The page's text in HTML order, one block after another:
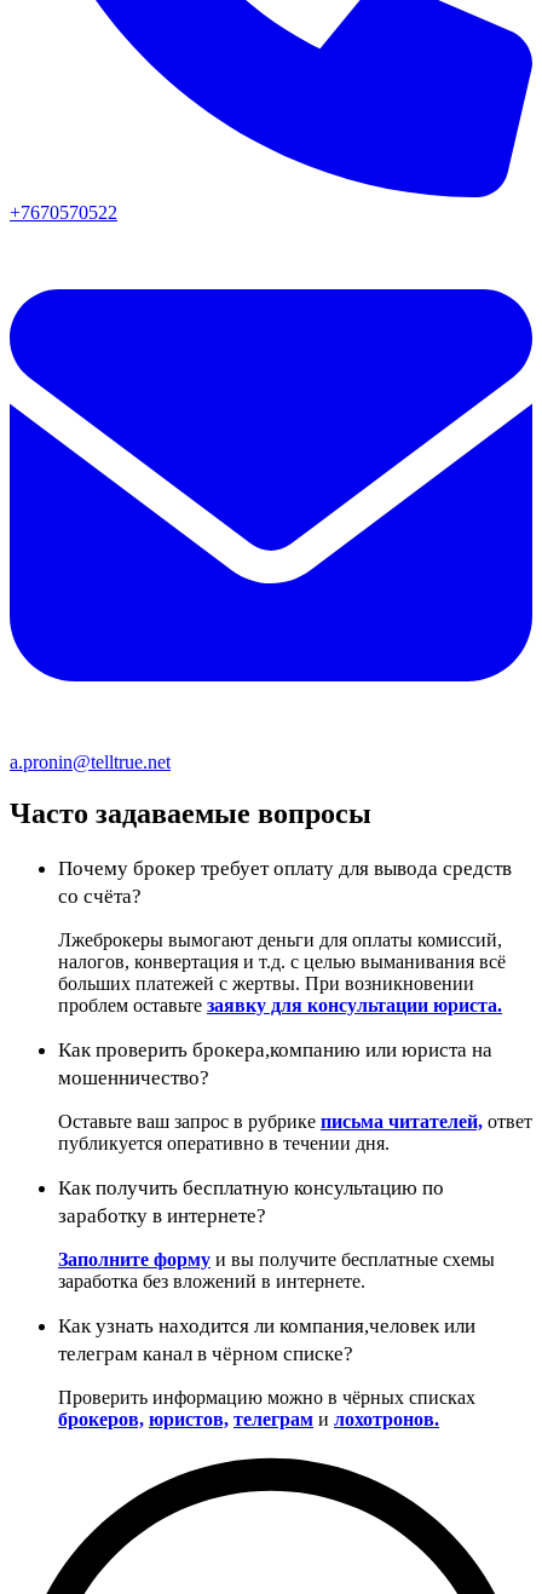
+7670570522
a.pronin@telltrue.net
Часто задаваемые вопросы
Почему брокер требует оплату для вывода средств
со счёта?
Лжеброкеры вымогают деньги для оплаты комиссий,
налогов, конвертация и т.д. с целью выманивания всё
больших платежей с жертвы. При возникновении
проблем оставьте заявку для консультации юриста.
Как проверить брокера,компанию или юриста на
мошенничество?
Оставьте ваш запрос в рубрике письма читателей, ответ
публикуется оперативно в течении дня.
Как получить бесплатную консультацию по
заработку в интернете?
Заполните форму и вы получите бесплатные схемы
заработка без вложений в интернете.
Как узнать находится ли компания,человек или
телеграм канал в чёрном списке?
Проверить информацию можно в чёрных списках
брокеров, юристов, телеграм и лохотронов.